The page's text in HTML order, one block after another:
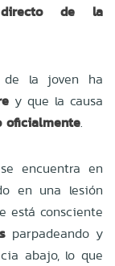
directo de la
la joven ha
y que la causa
oficialmente.
encuentra en
en una lesión
está consciente
parpadeando y
abajo, lo que